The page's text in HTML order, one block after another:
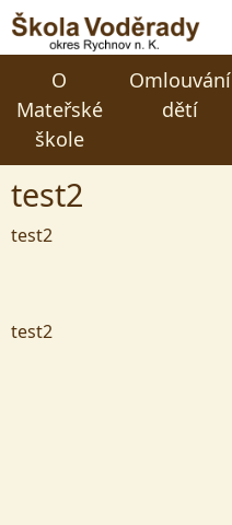
O
Mateřské
škole
Omlouvání
dětí
test2
test2
test2